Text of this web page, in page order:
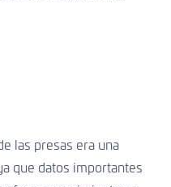
las presas era una
que datos importantes